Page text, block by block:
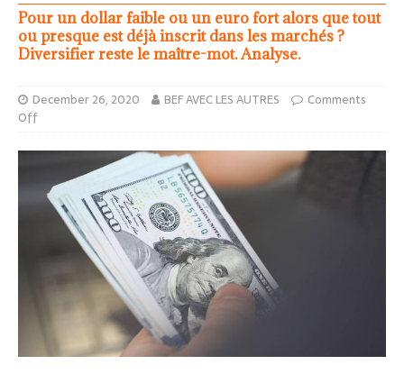
Pour un dollar faible ou un euro fort alors que tout
ou presque est déjà inscrit dans les marchés ?
Diversifier reste le maître-mot. Analyse.
December 26, 2020 BEF AVEC LES AUTRES
Comments
Off